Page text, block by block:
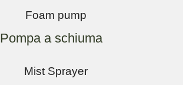
Pompa a schiuma